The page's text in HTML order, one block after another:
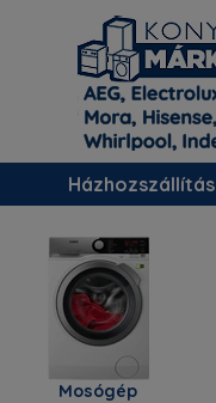
Házhozszállítás
Mosógép